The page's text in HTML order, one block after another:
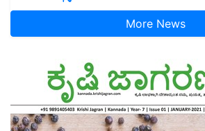
More News